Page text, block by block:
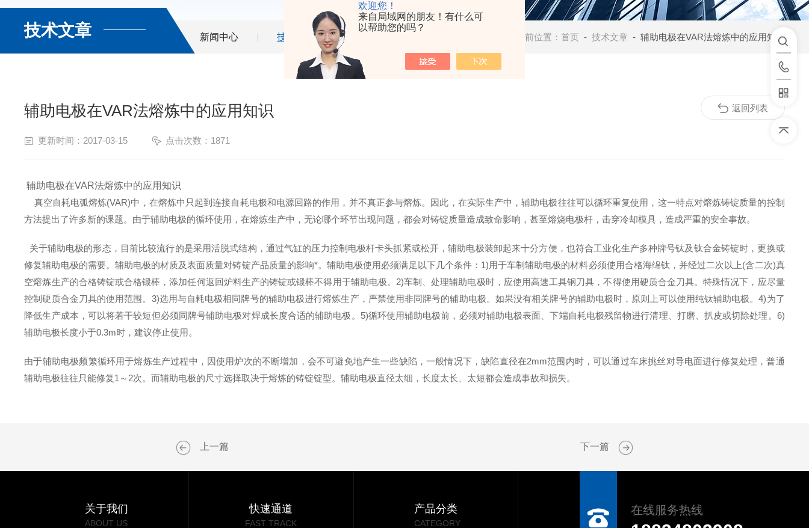
欢迎您！
来自局域网的朋友！有什么可
以帮助您的吗？
技术文章 新闻中心 技术文章 当前位置： 首页 - 技术文章 - 辅助电极在VAR法熔炼中的应用知识
辅助电极在VAR法熔炼中的应用知识
更新时间：2017-03-15 点击次数：1871
辅助电极在VAR法熔炼中的应用知识
真空自耗电弧熔炼(VAR)中，在熔炼中只起到连接自耗电极和电源回路的作用，并不真正参与熔炼。因此，在实际生产中，辅助电极往往可以循环重复使用，这一特点对熔炼铸锭质量的控制
方法提出了许多新的课题。由于辅助电极的循环使用，在熔炼生产中，无论哪个环节出现问题，都会对铸锭质量造成致命影响，甚至熔烧电极杆，击穿冷却模具，造成严重的安全事故。
关于辅助电极的形态，目前比较流行的是采用活脱式结构，通过气缸的压力控制电极杆卡头抓紧或松开，辅助电极装卸起来十分方便，也符合工业化生产多种牌号钛及钛合金铸锭时，更换或
修复辅助电极的需要。辅助电极的材质及表面质量对铸锭产品质量的影响*。辅助电极使用必须满足以下几个条件：1)用于车制辅助电极的材料必须使用合格海绵钛，并经过二次以上(含二次)真
空熔炼生产的合格铸锭或合格锻棒，添加任何返回炉料生产的铸锭或锻棒不得用于辅助电极。2)车制、处理辅助电极时，应使用高速工具钢刀具，不得使用硬质合金刀具。特殊情况下，应尽量
控制硬质合金刀具的使用范围。3)选用与自耗电极相同牌号的辅助电极进行熔炼生产，严禁使用非同牌号的辅助电极。如果没有相关牌号的辅助电极时，原则上可以使用纯钛辅助电极。4)为了
降低生产成本，可以将若干较短但必须同牌号辅助电极对焊成长度合适的辅助电极。5)循环使用辅助电极前，必须对辅助电极表面、下端自耗电极残留物进行清理、打磨、扒皮或切除处理。6)
辅助电极长度小于0.3m时，建议停止使用。
由于辅助电极频繁循环用于熔炼生产过程中，因使用炉次的不断增加，会不可避免地产生一些缺陷，一般情况下，缺陷直径在2mm范围内时，可以通过车床挑丝对导电面进行修复处理，普通
辅助电极往往只能修复1～2次。而辅助电极的尺寸选择取决于熔炼的铸锭锭型。辅助电极直径太细，长度太长、太短都会造成事故和损失。
返回列表
上一篇 下一篇
关于我们
ABOUT US
快速通道
FAST TRACK
产品分类
CATEGORY
在线服务热线